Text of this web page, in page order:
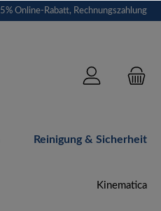
5% Online-Rabatt, Rechnungszahlung
Reinigung & Sicherheit
Kinematica